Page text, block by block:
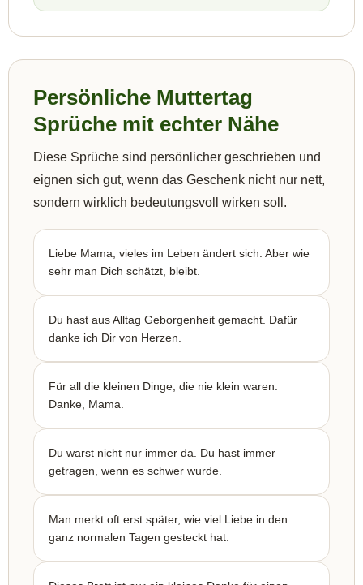
Persönliche Muttertag
Sprüche mit echter Nähe
Diese Sprüche sind persönlicher geschrieben und
eignen sich gut, wenn das Geschenk nicht nur nett,
sondern wirklich bedeutungsvoll wirken soll.
Liebe Mama, vieles im Leben ändert sich. Aber wie
sehr man Dich schätzt, bleibt.
Du hast aus Alltag Geborgenheit gemacht. Dafür
danke ich Dir von Herzen.
Für all die kleinen Dinge, die nie klein waren:
Danke, Mama.
Du warst nicht nur immer da. Du hast immer
getragen, wenn es schwer wurde.
Man merkt oft erst später, wie viel Liebe in den
ganz normalen Tagen gesteckt hat.